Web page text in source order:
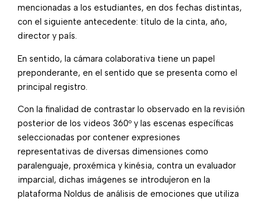
mencionadas a los estudiantes, en dos fechas distintas,
con el siguiente antecedente: título de la cinta, año,
director y país.
En sentido, la cámara colaborativa tiene un papel
preponderante, en el sentido que se presenta como el
principal registro.
Con la finalidad de contrastar lo observado en la revisión
posterior de los videos 360º y las escenas específicas
seleccionadas por contener expresiones
representativas de diversas dimensiones como
paralenguaje, proxémica y kinésia, contra un evaluador
imparcial, dichas imágenes se introdujeron en la
plataforma Noldus de análisis de emociones que utiliza